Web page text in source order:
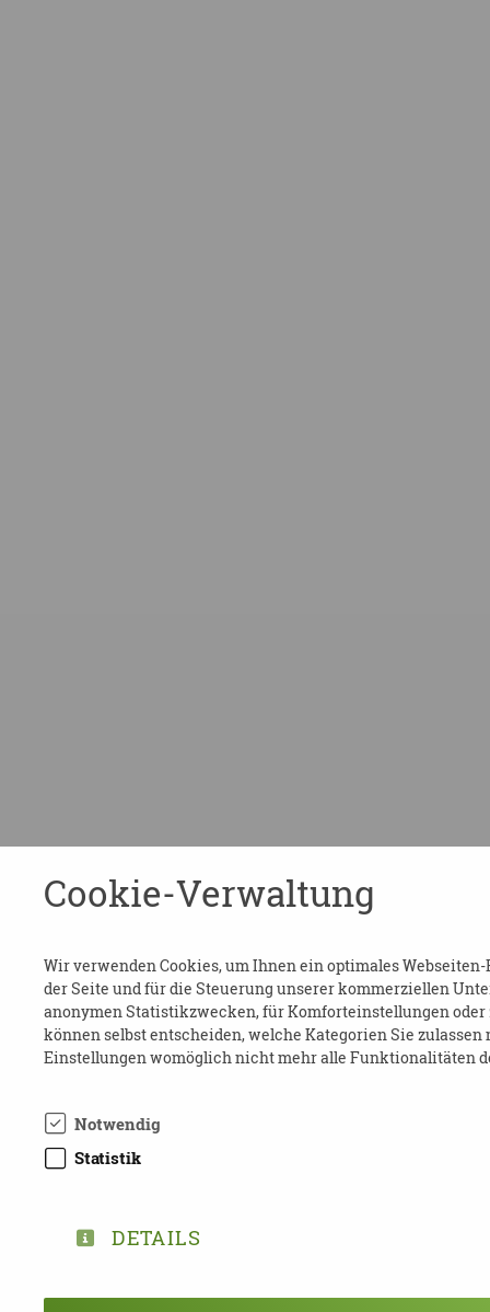
Cookie-Verwaltung
Wir verwenden Cookies, um Ihnen ein optimales
der Seite und für die Steuerung unserer kommerziellen
anonymen Statistikzwecken, für Komforteinstellungen
können selbst entscheiden, welche Kategorien Sie
Einstellungen womöglich nicht mehr alle Funktionalitäten
Notwendig
Statistik
DETAILS